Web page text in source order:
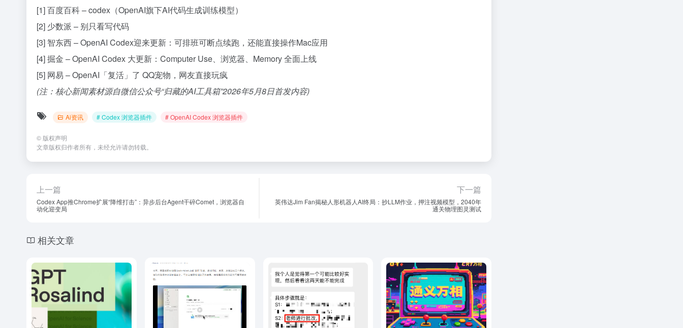
[1] 百度百科 – codex（OpenAI旗下AI代码生成训练模型）
[2] 少数派 – 别只看写代码
[3] 智东西 – OpenAI Codex迎来更新：可排班可断点续跑，还能直接操作Mac应用
[4] 掘金 – OpenAI Codex 大更新：Computer Use、浏览器、Memory 全面上线
[5] 网易 – OpenAI「复活」了 QQ宠物，网友直接玩疯
(注：核心新闻素材源自微信公众号“归藏的AI工具箱”2026年5月8日首发内容)
Ai资讯 # Codex 浏览器插件 # OpenAI Codex 浏览器插件
© 版权声明
文章版权归作者所有，未经允许请勿转载。
上一篇
Codex App推Chrome扩展“降维打击”：异步后台Agent干碎Comet，浏览器自
动化迎变局
下一篇
英伟达Jim Fan揭秘人形机器人AI终局：抄LLM作业，押注视频模型，2040年
通关物理图灵测试
相关文章